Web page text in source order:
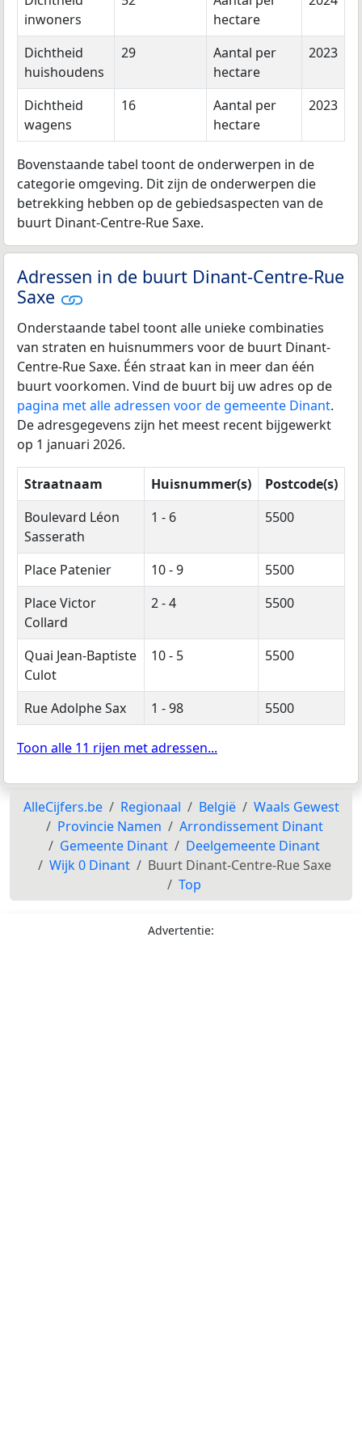
inwoners
hectare
Dichtheid
huishoudens
29
Aantal per
hectare
2023
Dichtheid
wagens
16
Aantal per
hectare
2023
Bovenstaande tabel toont de onderwerpen in de
categorie omgeving. Dit zijn de onderwerpen die
betrekking hebben op de gebiedsaspecten van de
buurt Dinant-Centre-Rue Saxe.
Adressen in de buurt Dinant-Centre-Rue
Saxe
Onderstaande tabel toont alle unieke combinaties
van straten en huisnummers voor de buurt Dinant-
Centre-Rue Saxe. Één straat kan in meer dan één
buurt voorkomen. Vind de buurt bij uw adres op de
pagina met alle adressen voor de gemeente Dinant.
De adresgegevens zijn het meest recent bijgewerkt
op 1 januari 2026.
Straatnaam Huisnummer(s)
Postcode(s)
Boulevard Léon
Sasserath
1 - 6 5500
Place Patenier 10 - 9
5500
Place Victor
Collard
2 - 4 5500
Quai Jean-Baptiste
Culot
10 - 5 5500
Rue Adolphe Sax 1 - 98 5500
Toon alle 11 rijen met adressen...
AlleCijfers.be Regionaal België
Waals Gewest
Provincie Namen
Arrondissement Dinant
Gemeente Dinant
Deelgemeente Dinant
Wijk 0 Dinant
Buurt Dinant-Centre-Rue Saxe
Top
Advertentie: